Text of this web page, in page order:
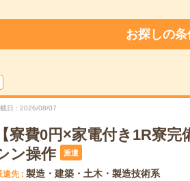
お探しの
日 2026/08/07
【寮費0円×家電付き1R寮
ン操作
派遣
遣先 製造・建築・土木・製造技術系